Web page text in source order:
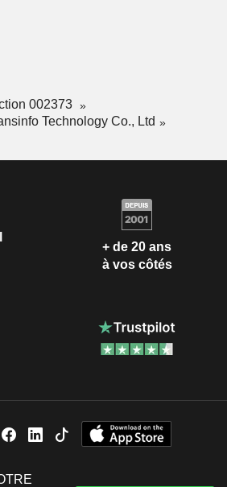
002373
Technology Co., Ltd
+ de 20 ans
à vos côtés